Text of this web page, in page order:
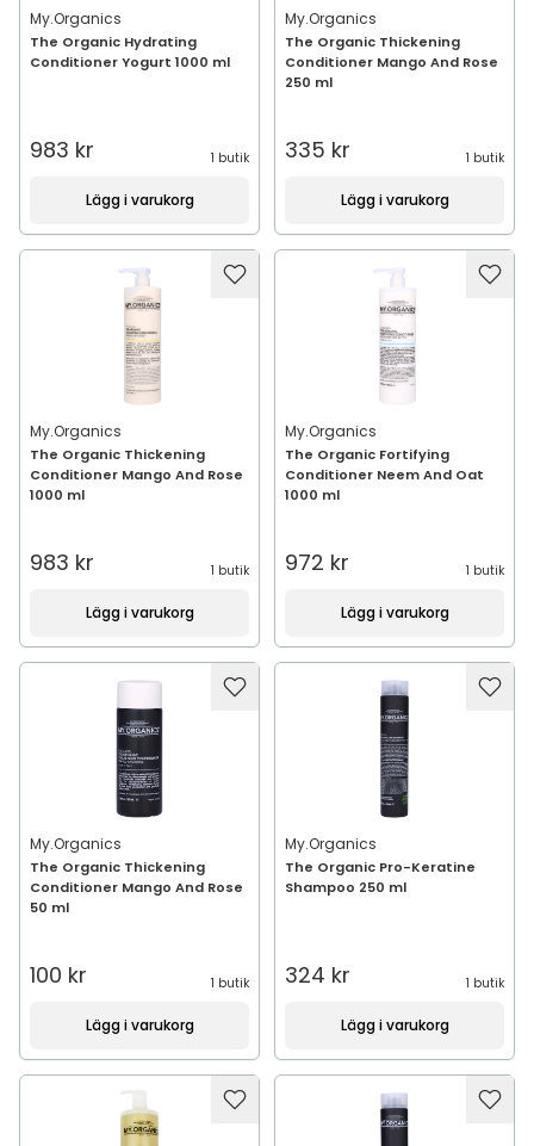
My.Organics
The Organic Hydrating
Conditioner Yogurt 1000 ml
983 kr 1 butik
Lägg i varukorg
My.Organics
The Organic Thickening
Conditioner Mango And Rose
250 ml
335 kr 1 butik
Lägg i varukorg
My.Organics
The Organic Thickening
Conditioner Mango And Rose
1000 ml
983 kr 1 butik
Lägg i varukorg
My.Organics
The Organic Fortifying
Conditioner Neem And Oat
1000 ml
972 kr 1 butik
Lägg i varukorg
My.Organics
The Organic Thickening
Conditioner Mango And Rose
50 ml
100 kr 1 butik
Lägg i varukorg
My.Organics
The Organic Pro-Keratine
Shampoo 250 ml
324 kr 1 butik
Lägg i varukorg